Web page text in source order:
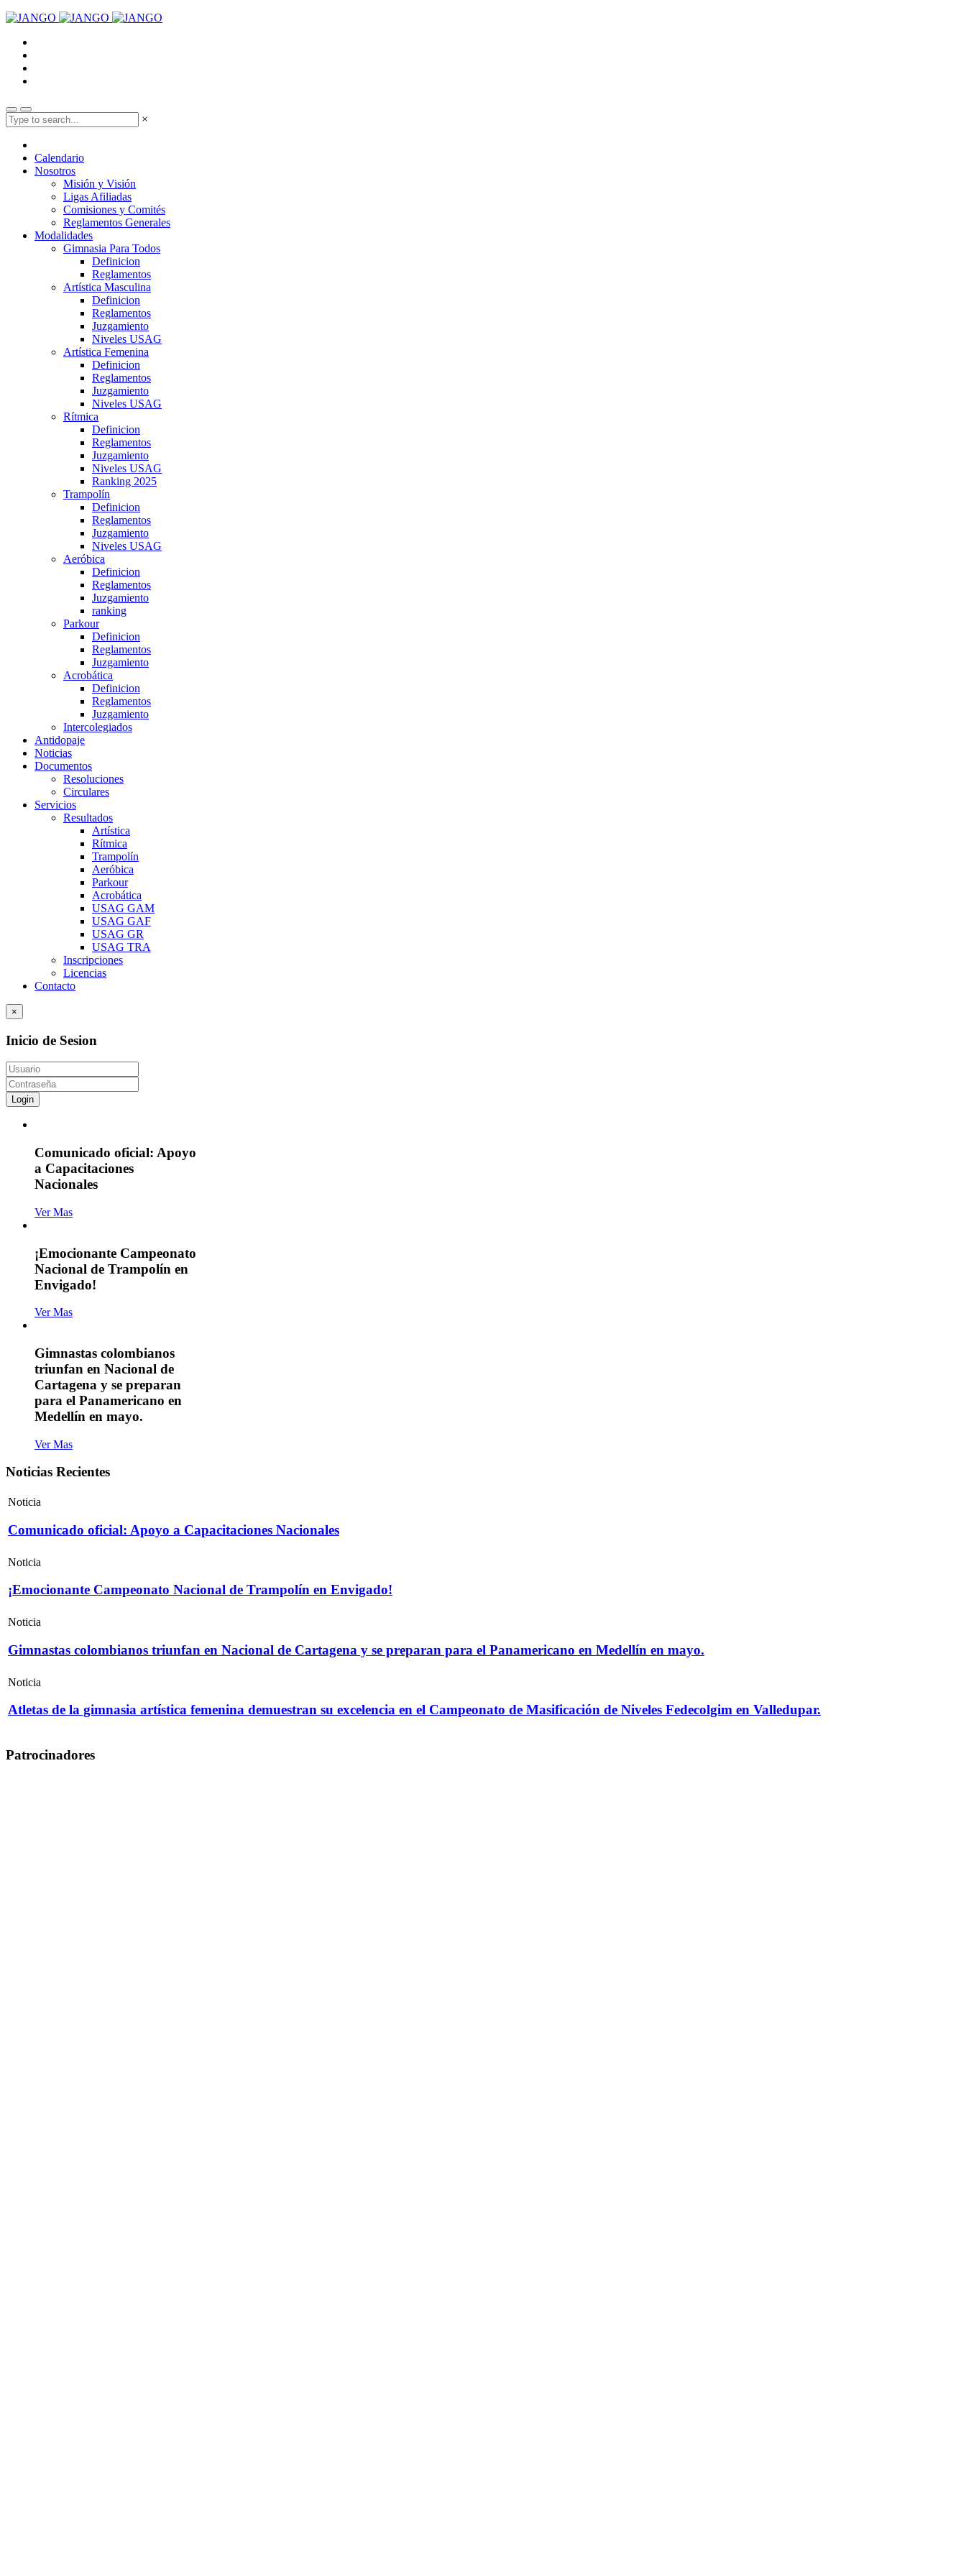
×
Calendario
Nosotros
Misión y Visión
Ligas Afiliadas
Comisiones y Comités
Reglamentos Generales
Modalidades
Gimnasia Para Todos
Definicion
Reglamentos
Artística Masculina
Definicion
Reglamentos
Juzgamiento
Niveles USAG
Artística Femenina
Definicion
Reglamentos
Juzgamiento
Niveles USAG
Rítmica
Definicion
Reglamentos
Juzgamiento
Niveles USAG
Ranking 2025
Trampolín
Definicion
Reglamentos
Juzgamiento
Niveles USAG
Aeróbica
Definicion
Reglamentos
Juzgamiento
ranking
Parkour
Definicion
Reglamentos
Juzgamiento
Acrobática
Definicion
Reglamentos
Juzgamiento
Intercolegiados
Antidopaje
Noticias
Documentos
Resoluciones
Circulares
Servicios
Resultados
Artística
Rítmica
Trampolín
Aeróbica
Parkour
Acrobática
USAG GAM
USAG GAF
USAG GR
USAG TRA
Inscripciones
Licencias
Contacto
×
Inicio de Sesion
Login
Comunicado oficial: Apoyo
a Capacitaciones
Nacionales
Ver Mas
¡Emocionante Campeonato
Nacional de Trampolín en
Envigado!
Ver Mas
Gimnastas colombianos
triunfan en Nacional de
Cartagena y se preparan
para el Panamericano en
Medellín en mayo.
Ver Mas
Noticias Recientes
Noticia
Comunicado oficial: Apoyo a Capacitaciones Nacionales
Noticia
¡Emocionante Campeonato Nacional de Trampolín en Envigado!
Noticia
Gimnastas colombianos triunfan en Nacional de Cartagena y se preparan para el Panamericano en Medellín en mayo.
Noticia
Atletas de la gimnasia artística femenina demuestran su excelencia en el Campeonato de Masificación de Niveles Fedecolgim en Valledupar.
Patrocinadores